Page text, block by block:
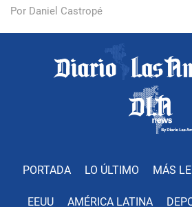
Por Daniel Castropé
PORTADA LO ÚLTIMO MÁS
EEUU AMÉRICA LATINA